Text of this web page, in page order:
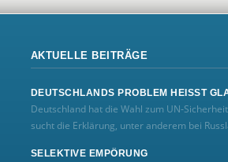
AKTUELLE BEITRÄGE
DEUTSCHLANDS PROBLEM HEISST
Deutschland hat die Wahl zum
sucht die Erklärung, unter anderem bei
SELEKTIVE EMPÖRUNG